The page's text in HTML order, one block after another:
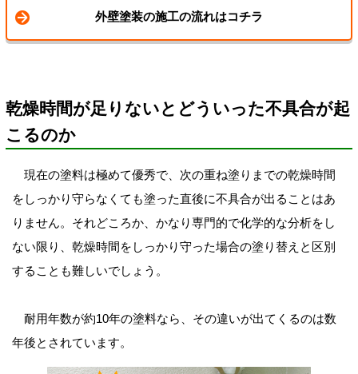
外壁塗装の施工の流れはコチラ
乾燥時間が足りないとどういった不具合が起
こるのか
現在の塗料は極めて優秀で、次の重ね塗りまでの乾燥時間
をしっかり守らなくても塗った直後に不具合が出ることはあ
りません。それどころか、かなり専門的で化学的な分析をし
ない限り、乾燥時間をしっかり守った場合の塗り替えと区別
することも難しいでしょう。
耐用年数が約10年の塗料なら、その違いが出てくるのは数
年後とされています。